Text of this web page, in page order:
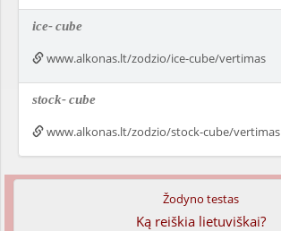
ice-cube
www.alkonas.lt/zodzio/ice-cube/vertimas
stock-cube
www.alkonas.lt/zodzio/stock-cube/vertimas
Žodyno testas
Ką reiškia lietuviškai?